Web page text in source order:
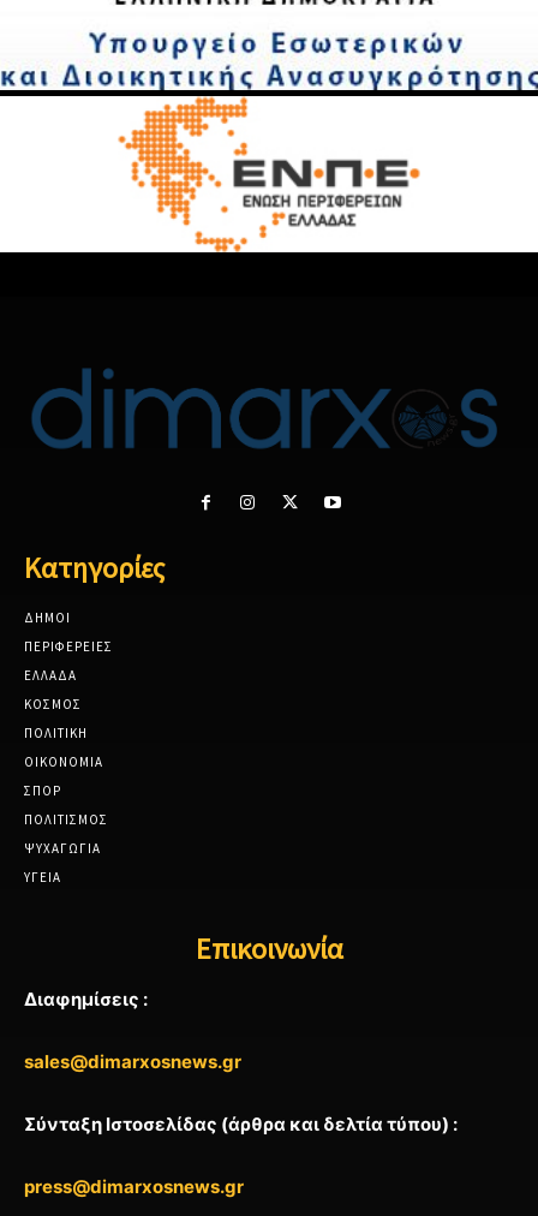
Κατηγορίες
ΔΗΜΟΙ
ΠΕΡΙΦΕΡΕΙΕΣ
ΕΛΛΑΔΑ
ΚΟΣΜΟΣ
ΠΟΛΙΤΙΚΗ
ΟΙΚΟΝΟΜΙΑ
ΣΠΟΡ
ΠΟΛΙΤΙΣΜΟΣ
ΨΥΧΑΓΩΓΙΑ
ΥΓΕΙΑ
Επικοινωνία
Διαφημίσεις :
sales@dimarxosnews.gr
Σύνταξη Ιστοσελίδας (άρθρα και δελτία τύπου) :
press@dimarxosnews.gr